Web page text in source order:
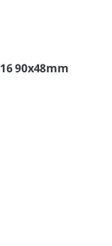
90x48mm